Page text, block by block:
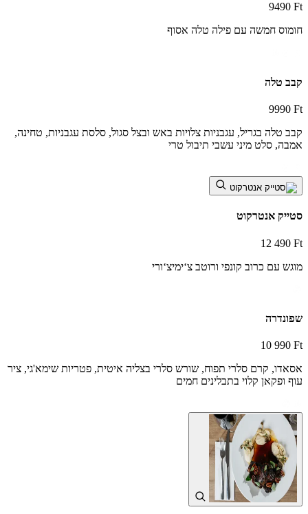
9490 Ft
חומוס חמשה עם פילה טלה אסוף
קבב טלה
9990 Ft
קבב טלה בגריל, עגבניות צלויות באש ובצל סגול, סלסת עגבניות, טחינה,
אמבה, סלט מיני עשבי תיבול טרי
סטייק אנטרקוט
12 490 Ft
מוגש עם כרוב קונפי ורוטב צ‘ימיצ‘ורי
שפונדרה
10 990 Ft
אסאדו, קרם סלרי תפוח, שורש סלרי בצליה איטית, פטריות שימא'גי, ציר
עוף ופקאן קלוי בתבלינים חמים